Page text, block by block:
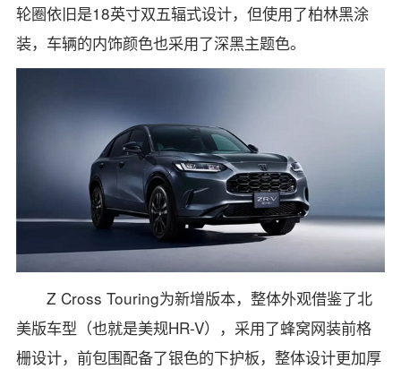
轮圈依旧是18英寸双五辐式设计，但使用了柏林黑涂
装，车辆的内饰颜色也采用了深黑主题色。
Z Cross Touring为新增版本，整体外观借鉴了北
美版车型（也就是美规HR-V），采用了蜂窝网装前格
栅设计，前包围配备了银色的下护板，整体设计更加厚